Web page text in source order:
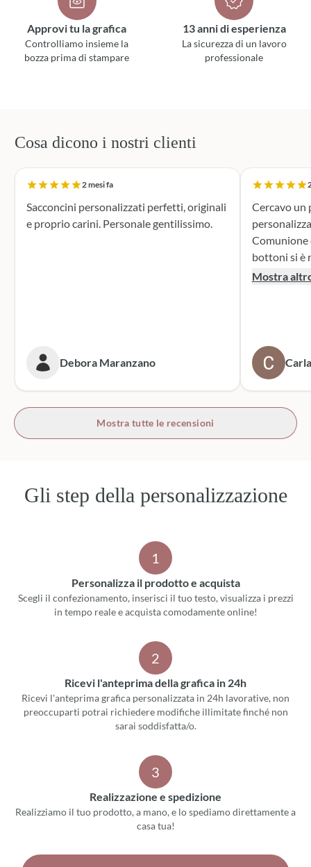
Approvi tu la grafica
Controlliamo insieme la
bozza prima di stampare
13 anni di esperienza
La sicurezza di un lavoro
professionale
Cosa dicono i nostri clienti
2 mesi fa
Sacconcini personalizzati perfetti, originali
e proprio carini. Personale gentilissimo.
Debora Maranzano
Cercavo
Comunione di
bottoni si è
supporto
prossime
bottoni!
Mostra
Mostra tutte le recensioni
Gli step della personalizzazione
1
Personalizza il prodotto e acquista
Scegli il confezionamento, inserisci il tuo testo, visualizza i prezzi
in tempo reale e acquista comodamente online!
2
Ricevi l'anteprima della grafica in 24h
Ricevi l'anteprima grafica personalizzata in 24h lavorative, non
preoccuparti potrai richiedere modifiche illimitate finché non
sarai soddisfatta/o.
3
Realizzazione e spedizione
Realizziamo il tuo prodotto, a mano, e lo spediamo direttamente a
casa tua!